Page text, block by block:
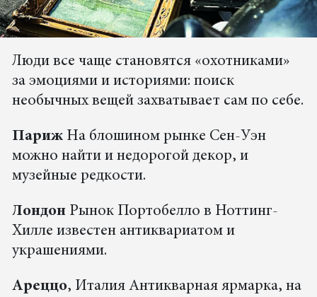
Люди все чаще становятся «охотниками»
за эмоциями и историями: поиск
необычных вещей захватывает сам по себе.
ПарижНа блошином рынке Сен-Уэн
можно найти и недорогой декор, и
музейные редкости.
ЛондонРынок Портобелло в Ноттинг-
Хилле известен антиквариатом и
украшениями.
Ареццо, Италия Антикварная ярмарка, на